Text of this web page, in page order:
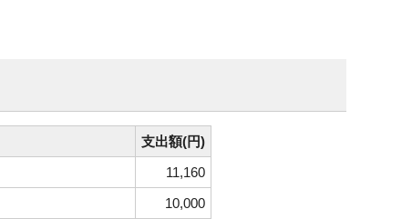
支出額(円)
11,160
10,000